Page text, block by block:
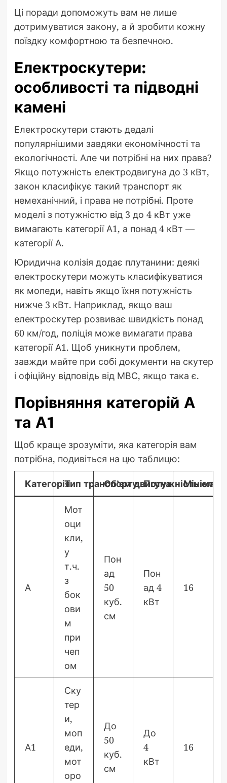
Ці поради допоможуть вам не лише
дотримуватися закону, а й зробити кожну
поїздку комфортною та безпечною.
Електроскутери:
особливості та підводні
камені
Електроскутери стають дедалі
популярнішими завдяки економічності та
екологічності. Але чи потрібні на них права?
Якщо потужність електродвигуна до 3 кВт,
закон класифікує такий транспорт як
немеханічний, і права не потрібні. Проте
моделі з потужністю від 3 до 4 кВт уже
вимагають категорії А1, а понад 4 кВт —
категорії А.
Юридична колізія додає плутанини: деякі
електроскутери можуть класифікуватися
як мопеди, навіть якщо їхня потужність
нижче 3 кВт. Наприклад, якщо ваш
електроскутер розвиває швидкість понад
60 км/год, поліція може вимагати права
категорії А1. Щоб уникнути проблем,
завжди майте при собі документи на скутер
і офіційну відповідь від МВС, якщо така є.
Порівняння категорій А
та А1
Щоб краще зрозуміти, яка категорія вам
потрібна, подивіться на цю таблицю:
КатегоріяТип транспортуОб’єм двигунаПотужність
А
Мот
оци
кли,
у
т.ч.
з
бок
ови
м
при
чеп
ом
Пон
ад
50
куб.
см
Пон
ад 4
кВт
16
А1
Ску
тер
и,
моп
еди,
мот
оро
До
50
куб.
см
До
4
кВт
16